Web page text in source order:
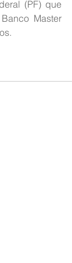
(PF) que
Master